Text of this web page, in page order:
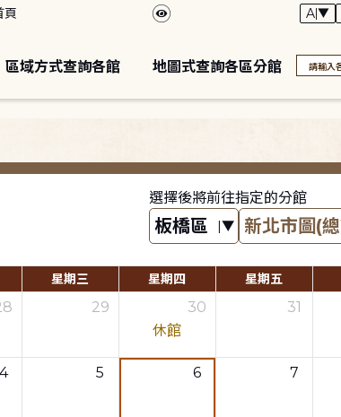
頁
區域方式查詢各館 地圖式查詢各區分館
選擇後將前往指定的分館
星期三 星期四 星期五
29
30
休館
31
4 5 6 7